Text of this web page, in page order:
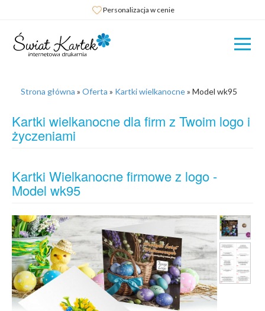
Personalizacja w cenie
Strona główna » Oferta » Kartki wielkanocne» Model wk95
Kartki wielkanocne dla firm z Twoim logo i
życzeniami
Kartki Wielkanocne firmowe z logo -
Model wk95